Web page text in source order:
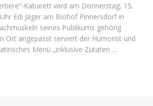
Kabarett wird am Donnerstag, 15.
Edi Jäger am Biohof Pinnersdorf in
seines Publikums gehörig
Ort angepasst serviert der Humorist und
Menü „inklusive Zutaten …